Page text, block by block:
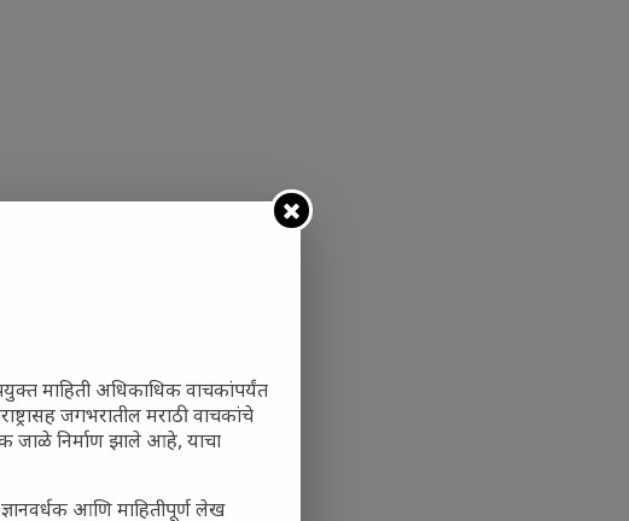
माहिती अधिकाधिक वाचकांपर्यंत
जगभरातील मराठी वाचकांचे
निर्माण झाले आहे, याचा
आणि माहितीपूर्ण लेख